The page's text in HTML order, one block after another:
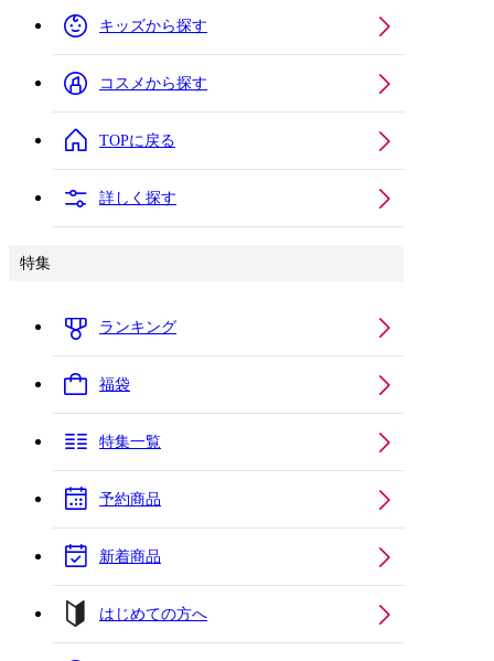
キッズから探す
コスメから探す
TOPに戻る
詳しく探す
特集
ランキング
福袋
特集一覧
予約商品
新着商品
はじめての方へ